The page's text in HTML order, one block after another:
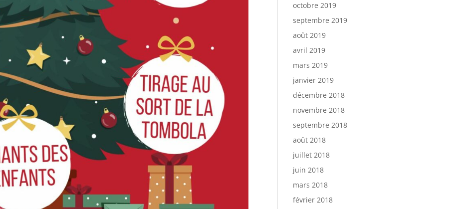
octobre 2019
septembre 2019
août 2019
avril 2019
mars 2019
janvier 2019
décembre 2018
novembre 2018
septembre 2018
août 2018
juillet 2018
juin 2018
mars 2018
février 2018